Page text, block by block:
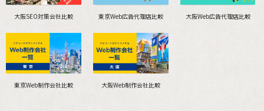
大阪SEO対策会社比較 東京Web広告代理店比較 大阪Web広告代理店比較
東京Web制作会社比較 大阪Web制作会社比較